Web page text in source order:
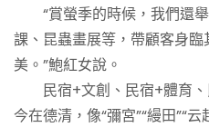
“賞螢季的時候，我們還舉
課、昆蟲畫展等，帶顧客身
美。”鮑紅女說。
民宿+文創、民宿+體育、
今在德清，像“彌宮”“縵田”“